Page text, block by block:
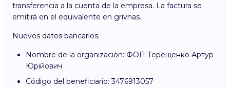
transferencia a la cuenta de la empresa. La factura se
emitirá en el equivalente en grivnas.
Nuevos datos bancarios:
Nombre de la organización: ФОП Терещенко Артур
Юрійович
Código del beneficiario: 3476913057